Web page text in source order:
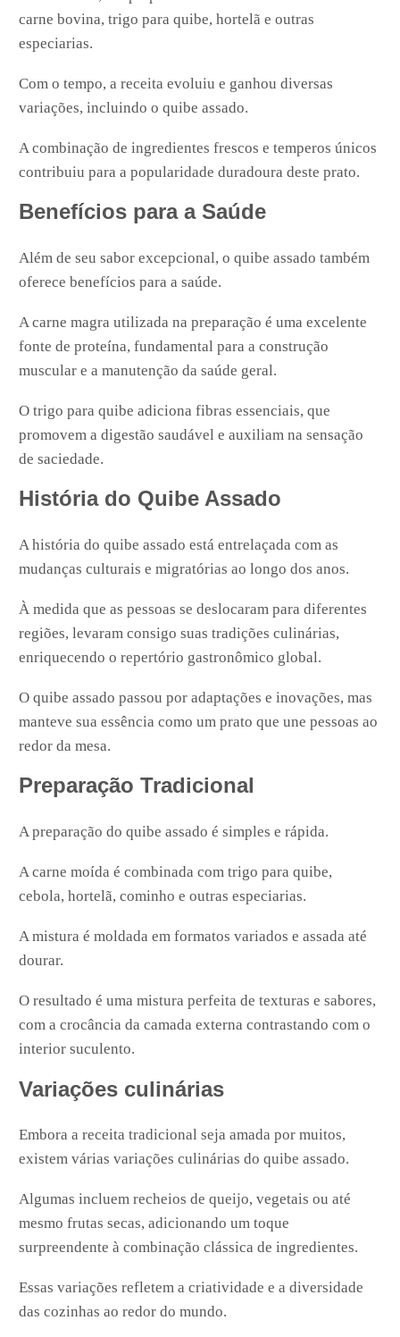
carne bovina, trigo para quibe, hortelã e outras
especiarias.
Com o tempo, a receita evoluiu e ganhou diversas
variações, incluindo o quibe assado.
A combinação de ingredientes frescos e temperos únicos
contribuiu para a popularidade duradoura deste prato.
Benefícios para a Saúde
Além de seu sabor excepcional, o quibe assado também
oferece benefícios para a saúde.
A carne magra utilizada na preparação é uma excelente
fonte de proteína, fundamental para a construção
muscular e a manutenção da saúde geral.
O trigo para quibe adiciona fibras essenciais, que
promovem a digestão saudável e auxiliam na sensação
de saciedade.
História do Quibe Assado
A história do quibe assado está entrelaçada com as
mudanças culturais e migratórias ao longo dos anos.
À medida que as pessoas se deslocaram para diferentes
regiões, levaram consigo suas tradições culinárias,
enriquecendo o repertório gastronômico global.
O quibe assado passou por adaptações e inovações, mas
manteve sua essência como um prato que une pessoas ao
redor da mesa.
Preparação Tradicional
A preparação do quibe assado é simples e rápida.
A carne moída é combinada com trigo para quibe,
cebola, hortelã, cominho e outras especiarias.
A mistura é moldada em formatos variados e assada até
dourar.
O resultado é uma mistura perfeita de texturas e sabores,
com a crocância da camada externa contrastando com o
interior suculento.
Variações culinárias
Embora a receita tradicional seja amada por muitos,
existem várias variações culinárias do quibe assado.
Algumas incluem recheios de queijo, vegetais ou até
mesmo frutas secas, adicionando um toque
surpreendente à combinação clássica de ingredientes.
Essas variações refletem a criatividade e a diversidade
das cozinhas ao redor do mundo.